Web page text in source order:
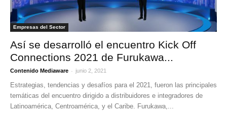
Empresas del Sector
Así se desarrolló el encuentro Kick Off
Connections 2021 de Furukawa...
Contenido Mediaware - junio 2, 2021
Estrategias, tendencias y desafíos para el 2021, fueron las principales
temáticas del encuentro dirigido a distribuidores e integradores de
Latinoamérica, Centroamérica, y el Caribe. Furukawa,...